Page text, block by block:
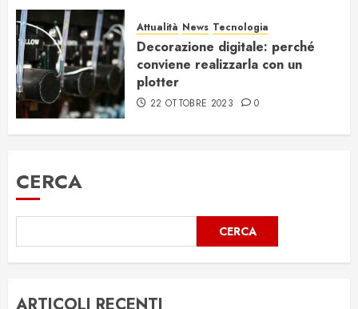
Attualità News Tecnologia
Decorazione digitale: perché
conviene realizzarla con un
plotter
22 OTTOBRE 2023 0
CERCA
CERCA